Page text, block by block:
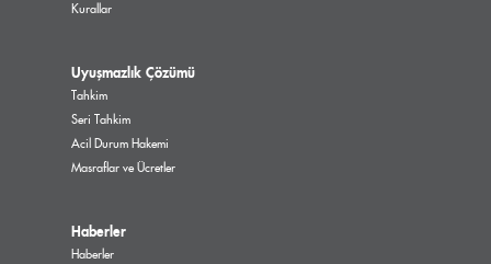
Kurallar
Uyuşmazlık Çözümü
Tahkim
Seri Tahkim
Acil Durum Hakemi
Masraflar ve Ücretler
Haberler
Haberler